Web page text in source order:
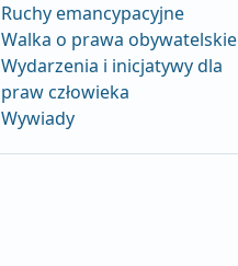
Ruchy emancypacyjne
Walka o prawa obywatelskie
Wydarzenia i inicjatywy dla
praw człowieka
Wywiady